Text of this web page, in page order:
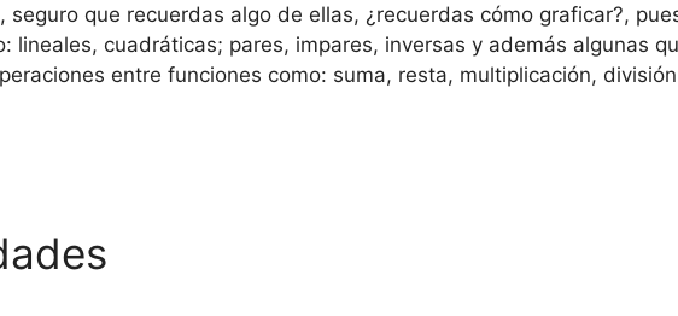
que recuerdas algo de ellas, ¿recuerdas cómo graficar?,
cuadráticas; pares, impares, inversas y además algunas
entre funciones como: suma, resta, multiplicación,